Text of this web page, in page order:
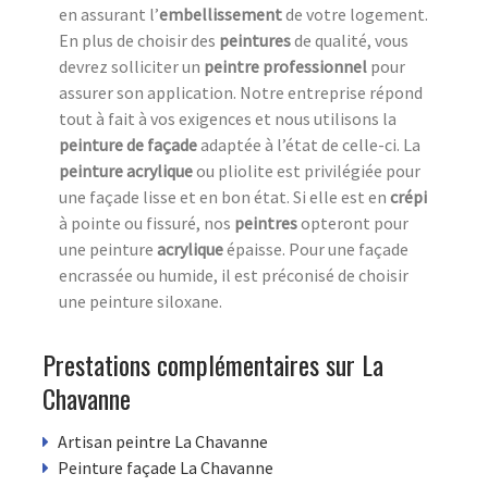
en assurant l’embellissementde votre logement.
En plus de choisir des peinturesde qualité, vous
devrez solliciter un peintre professionnel pour
assurer son application. Notre entreprise répond
tout à fait à vos exigences et nous utilisons la
peinture de façadeadaptée à l’état de celle-ci. La
peinture acryliqueou pliolite est privilégiée pour
une façade lisse et en bon état. Si elle est en crépi
à pointe ou fissuré, nos peintresopteront pour
une peinture acryliqueépaisse. Pour une façade
encrassée ou humide, il est préconisé de choisir
une peinture siloxane.
Prestations complémentaires sur La
Chavanne
Artisan peintre La Chavanne
Peinture façade La Chavanne